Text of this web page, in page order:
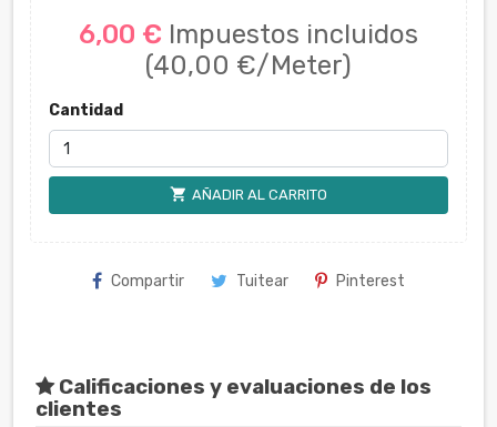
6,00 € Impuestos incluidos
(40,00 €/Meter)
Cantidad
shopping_cart AÑADIR AL CARRITO
Compartir Tuitear Pinterest
Calificaciones y evaluaciones de los
clientes